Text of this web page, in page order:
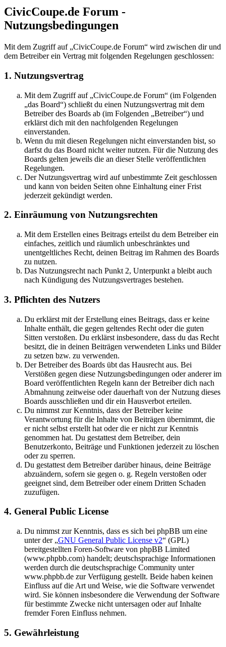
CivicCoupe.de Forum -
Nutzungsbedingungen
Mit dem Zugriff auf „CivicCoupe.de Forum“ wird zwischen dir und
dem Betreiber ein Vertrag mit folgenden Regelungen geschlossen:
1. Nutzungsvertrag
Mit dem Zugriff auf „CivicCoupe.de Forum“ (im Folgenden
„das Board“) schließt du einen Nutzungsvertrag mit dem
Betreiber des Boards ab (im Folgenden „Betreiber“) und
erklärst dich mit den nachfolgenden Regelungen
einverstanden.
Wenn du mit diesen Regelungen nicht einverstanden bist, so
darfst du das Board nicht weiter nutzen. Für die Nutzung des
Boards gelten jeweils die an dieser Stelle veröffentlichten
Regelungen.
Der Nutzungsvertrag wird auf unbestimmte Zeit geschlossen
und kann von beiden Seiten ohne Einhaltung einer Frist
jederzeit gekündigt werden.
2. Einräumung von Nutzungsrechten
Mit dem Erstellen eines Beitrags erteilst du dem Betreiber ein
einfaches, zeitlich und räumlich unbeschränktes und
unentgeltliches Recht, deinen Beitrag im Rahmen des Boards
zu nutzen.
Das Nutzungsrecht nach Punkt 2, Unterpunkt a bleibt auch
nach Kündigung des Nutzungsvertrages bestehen.
3. Pflichten des Nutzers
Du erklärst mit der Erstellung eines Beitrags, dass er keine
Inhalte enthält, die gegen geltendes Recht oder die guten
Sitten verstoßen. Du erklärst insbesondere, dass du das Recht
besitzt, die in deinen Beiträgen verwendeten Links und Bilder
zu setzen bzw. zu verwenden.
Der Betreiber des Boards übt das Hausrecht aus. Bei
Verstößen gegen diese Nutzungsbedingungen oder anderer im
Board veröffentlichten Regeln kann der Betreiber dich nach
Abmahnung zeitweise oder dauerhaft von der Nutzung dieses
Boards ausschließen und dir ein Hausverbot erteilen.
Du nimmst zur Kenntnis, dass der Betreiber keine
Verantwortung für die Inhalte von Beiträgen übernimmt, die
er nicht selbst erstellt hat oder die er nicht zur Kenntnis
genommen hat. Du gestattest dem Betreiber, dein
Benutzerkonto, Beiträge und Funktionen jederzeit zu löschen
oder zu sperren.
Du gestattest dem Betreiber darüber hinaus, deine Beiträge
abzuändern, sofern sie gegen o. g. Regeln verstoßen oder
geeignet sind, dem Betreiber oder einem Dritten Schaden
zuzufügen.
4. General Public License
Du nimmst zur Kenntnis, dass es sich bei phpBB um eine
unter der „GNU General Public License v2“ (GPL)
bereitgestellten Foren-Software von phpBB Limited
(www.phpbb.com) handelt; deutschsprachige Informationen
werden durch die deutschsprachige Community unter
www.phpbb.de zur Verfügung gestellt. Beide haben keinen
Einfluss auf die Art und Weise, wie die Software verwendet
wird. Sie können insbesondere die Verwendung der Software
für bestimmte Zwecke nicht untersagen oder auf Inhalte
fremder Foren Einfluss nehmen.
5. Gewährleistung